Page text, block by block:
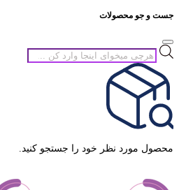
جست و جو محصولات
جستجوی
محصولات
محصول مورد نظر خود را جستجو کنید.